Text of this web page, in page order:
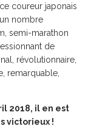
coureur japonais
nombre
semi-marathon
de
révolutionnaire,
remarquable,
2018, il en est
victorieux !